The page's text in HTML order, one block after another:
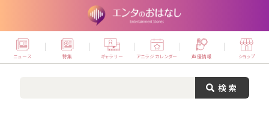
ニュース 特集 ギャラリー アニラジカレンダー 声優情報 ショップ